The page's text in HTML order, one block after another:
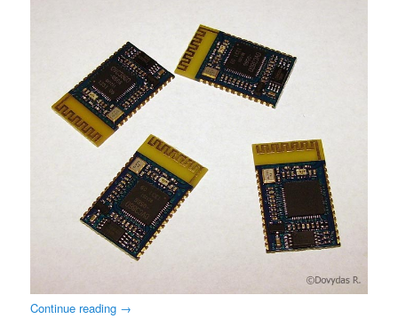
Continue reading →